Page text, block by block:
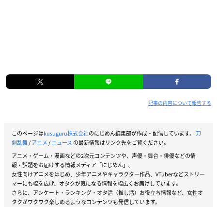
記事の内容について報告する
このページはkusuguru株式会社のにじめん編集部が作成・配信しています。 刀
剣乱舞/アニメ/ニュース の最新情報はリンク先をご覧ください。
アニメ・ゲーム・漫画などの2次元コンテンツや、声優・舞台・俳優などの情
報・話題をお届けする情報メディア「にじめん」。
女性向けアニメをはじめ、少年アニメやキャラクター作品、VTuberなどストリー
マーにも幅を広げ、オタクが気になる情報を幅広くお届けしています。
さらに、アンケート・ランキング・オタ活（推し活）お役立ち情報など、女性オ
タクがワクワク楽しめるようなコンテンツも発信しています。